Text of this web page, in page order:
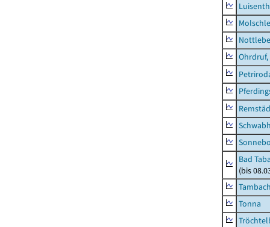
Bad
(bis
Tonna